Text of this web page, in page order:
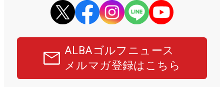
ALBAゴルフニュース
メルマガ登録はこちら